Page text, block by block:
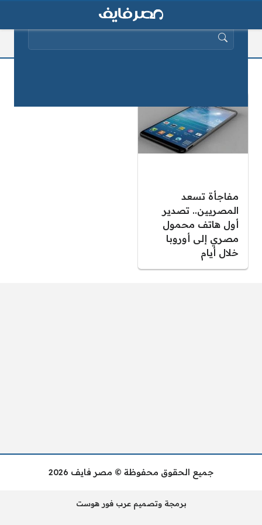
مفاجأة تسعد
المصريين.. تصدير
أول هاتف محمول
مصري إلى أوروبا
خلال أيام
جميع الحقوق محفوظة © مصر فايف 2026
برمجة وتصميم عرب فور هوست
البحث عن: